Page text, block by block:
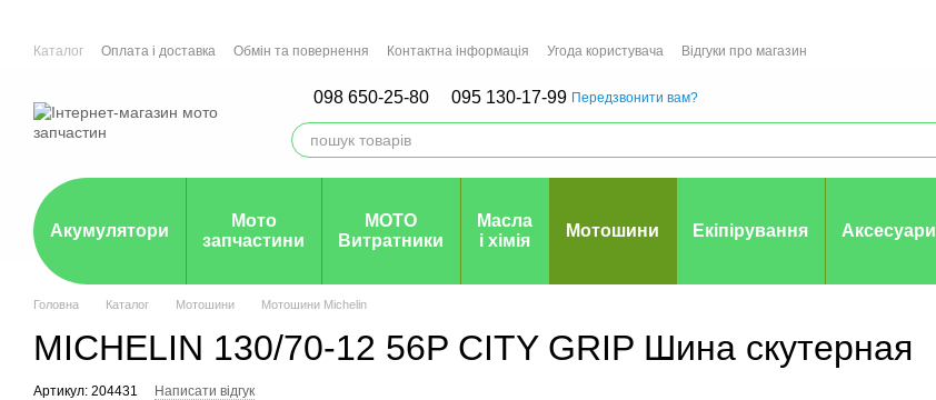
Каталог Оплата і доставка Обмін та повернення Контактна інформація Угода користувача
Відгуки про магазин
098 650-25-80 095 130-17-99 Передзвонити вам?
Акумулятори
Мото
запчастини
МОТО
Витратники
Масла
і хімія
Мотошини Екіпірування Аксесуари
Головна Каталог Мотошини Мотошини Michelin
MICHELIN 130/70-12 56P CITY GRIP Шина скутерная
Артикул: 204431 Написати відгук